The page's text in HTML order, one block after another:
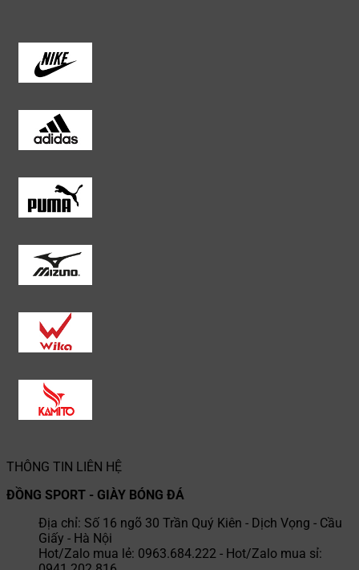
THÔNG TIN LIÊN HỆ
ĐỒNG SPORT - GIÀY BÓNG ĐÁ
Địa chỉ: Số 16 ngõ 30 Trần Quý Kiên - Dịch Vọng - Cầu
Giấy - Hà Nội
Hot/Zalo mua lẻ: 0963.684.222 - Hot/Zalo mua sỉ: